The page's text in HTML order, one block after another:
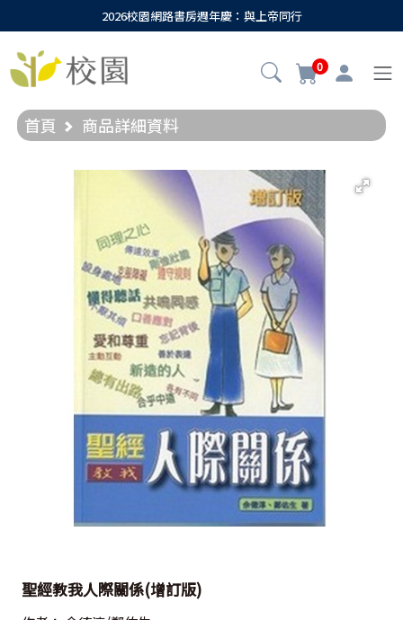
2026校園網路書房週年慶：與上帝同行
0
首頁 商品詳細資料
聖經教我人際關係(增訂版)